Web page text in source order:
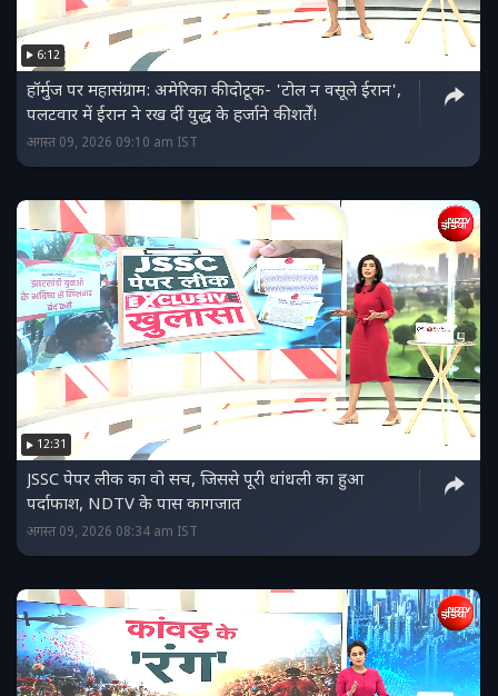
6:12
हॉर्मुज पर महासंग्राम: अमेरिका की दोटूक- 'टोल न वसूले ईरान',
पलटवार में ईरान ने रख दीं युद्ध के हर्जाने की शर्तें!
अगस्त 09, 2026 09:10 am IST
12:31
JSSC पेपर लीक का वो सच, जिससे पूरी धांधली का हुआ
पर्दाफाश, NDTV के पास कागजात
अगस्त 09, 2026 08:34 am IST